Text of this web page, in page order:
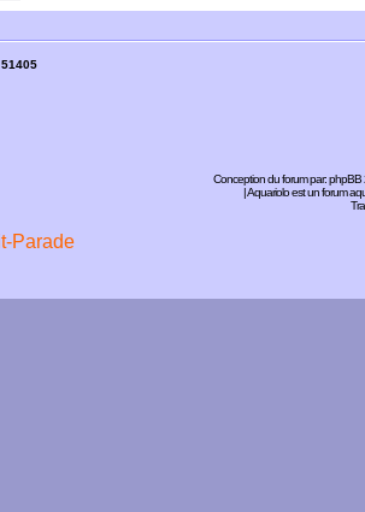
51405
Conception du forum par:phpBB
| Aquariolo est un forum